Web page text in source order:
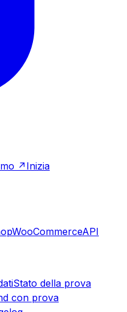
↗ Inizia
WooCommerceAPI
Stato della prova
con prova